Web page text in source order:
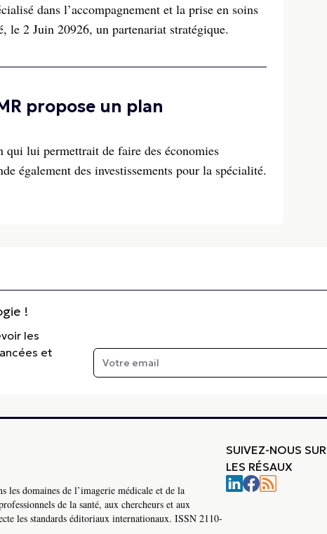
dans l’accompagnement et la prise en soins
le 2 Juin 20926, un partenariat stratégique.
propose un plan
qui lui permettrait de faire des économies
également des investissements pour la spécialité.
!
les
et
les domaines de l’imagerie médicale et de la
de la santé, aux chercheurs et aux
les standards éditoriaux internationaux. ISSN 2110-
SUIVEZ-NOUS SUR
LES RÉSAUX